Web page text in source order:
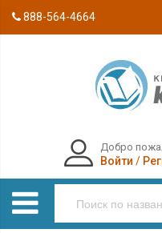
888-564-4664
Добро
Войти /